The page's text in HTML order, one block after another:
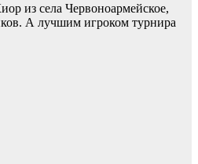
из села Червоноармейское,
А лучшим игроком турнира